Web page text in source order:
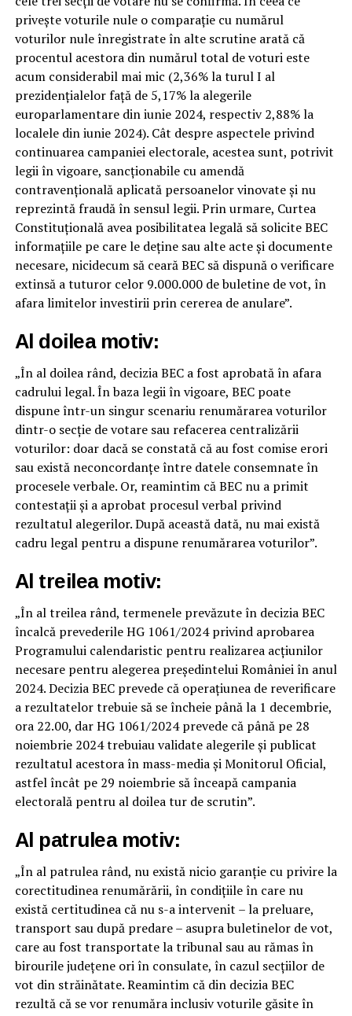
privește voturile nule o comparație cu numărul
voturilor nule înregistrate în alte scrutine arată că
procentul acestora din numărul total de voturi este
acum considerabil mai mic (2,36% la turul I al
prezidențialelor față de 5,17% la alegerile
europarlamentare din iunie 2024, respectiv 2,88% la
localele din iunie 2024). Cât despre aspectele privind
continuarea campaniei electorale, acestea sunt, potrivit
legii în vigoare, sancționabile cu amendă
contravențională aplicată persoanelor vinovate și nu
reprezintă fraudă în sensul legii. Prin urmare, Curtea
Constituțională avea posibilitatea legală să solicite BEC
informațiile pe care le deține sau alte acte și documente
necesare, nicidecum să ceară BEC să dispună o verificare
extinsă a tuturor celor 9.000.000 de buletine de vot, în
afara limitelor investirii prin cererea de anulare”.
Al doilea motiv:
„În al doilea rând, decizia BEC a fost aprobată în afara
cadrului legal. În baza legii în vigoare, BEC poate
dispune într-un singur scenariu renumărarea voturilor
dintr-o secție de votare sau refacerea centralizării
voturilor: doar dacă se constată că au fost comise erori
sau există neconcordanțe între datele consemnate în
procesele verbale. Or, reamintim că BEC nu a primit
contestații și a aprobat procesul verbal privind
rezultatul alegerilor. După această dată, nu mai există
cadru legal pentru a dispune renumărarea voturilor”.
Al treilea motiv:
„În al treilea rând, termenele prevăzute în decizia BEC
încalcă prevederile HG 1061/2024 privind aprobarea
Programului calendaristic pentru realizarea acțiunilor
necesare pentru alegerea președintelui României în anul
2024. Decizia BEC prevede că operațiunea de reverificare
a rezultatelor trebuie să se încheie până la 1 decembrie,
ora 22.00, dar HG 1061/2024 prevede că până pe 28
noiembrie 2024 trebuiau validate alegerile și publicat
rezultatul acestora în mass-media și Monitorul Oficial,
astfel încât pe 29 noiembrie să înceapă campania
electorală pentru al doilea tur de scrutin”.
Al patrulea motiv:
„În al patrulea rând, nu există nicio garanție cu privire la
corectitudinea renumărării, în condițiile în care nu
există certitudinea că nu s-a intervenit – la preluare,
transport sau după predare – asupra buletinelor de vot,
care au fost transportate la tribunal sau au rămas în
birourile județene ori în consulate, în cazul secțiilor de
vot din străinătate. Reamintim că din decizia BEC
rezultă că se vor renumăra inclusiv voturile găsite în